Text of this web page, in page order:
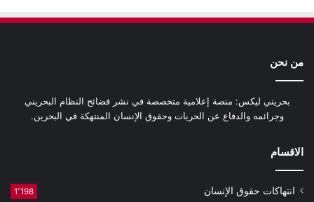
من نحن
بحريني ليكس: منصة إعلامية متخصصة في نشر فضائح النظام البحريني
وجرائمه والدفاع عن الحريات وحقوق الإنسان المنتهكة في البحرين.
الاقسام
انتهاكات حقوق الإنسان 1٬198